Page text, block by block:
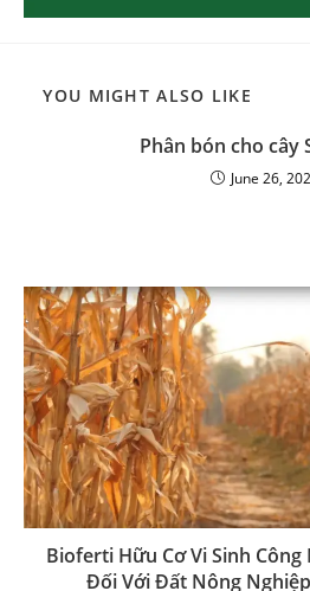
YOU MIGHT ALSO LIKE
Phân bón cho cây
June 26,
Bioferti Hữu Cơ Vi Sinh Công
Đối Với Đất Nông